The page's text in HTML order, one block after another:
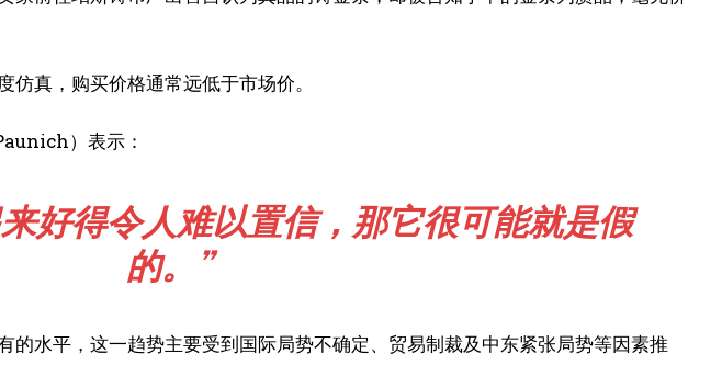
真，购买价格通常远低于市场价。
）表示：
好得令人难以置信，那它很可能就是假
的。”
的水平，这一趋势主要受到国际局势不确定、贸易制裁及中东紧张局势等因素推